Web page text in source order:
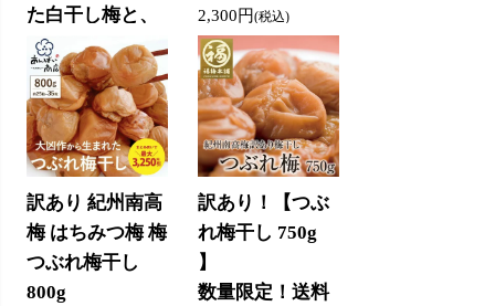
た白干し梅と、
赤しその中でじ
っくり熟成させ
たしそ漬梅
2,300円(税込)
2,300円(税込)
訳あり 紀州南高
梅 はちみつ梅 梅
つぶれ梅干し
800g
訳あり！【つぶ
れ梅干し 750g
】
数量限定！送料